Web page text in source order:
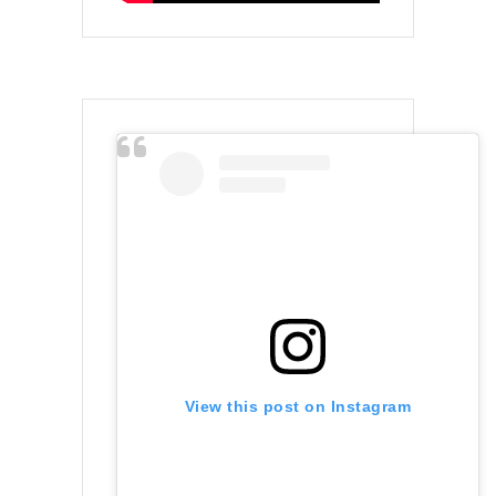
View this post on Instagram